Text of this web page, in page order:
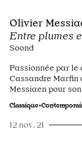
Olivier
Entre plumes
Soond
Passionnée par le
Cassandre Marfin
Messiaen pour
12 nov. 21